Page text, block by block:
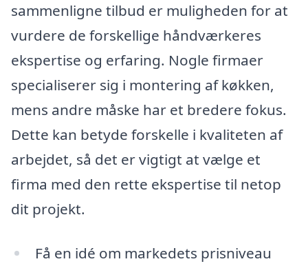
sammenligne tilbud er muligheden for at
vurdere de forskellige håndværkeres
ekspertise og erfaring. Nogle firmaer
specialiserer sig i montering af køkken,
mens andre måske har et bredere fokus.
Dette kan betyde forskelle i kvaliteten af
arbejdet, så det er vigtigt at vælge et
firma med den rette ekspertise til netop
dit projekt.
Få en idé om markedets prisniveau